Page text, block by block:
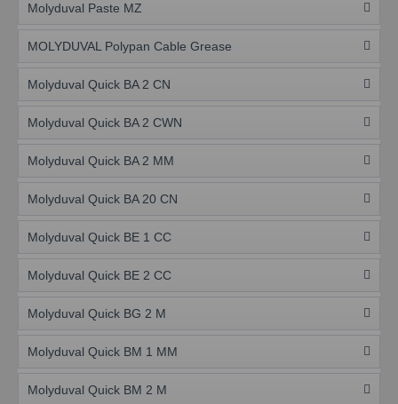
Molyduval Paste MZ
MOLYDUVAL Polypan Cable Grease
Molyduval Quick BA 2 CN
Molyduval Quick BA 2 CWN
Molyduval Quick BA 2 MM
Molyduval Quick BA 20 CN
Molyduval Quick BE 1 CC
Molyduval Quick BE 2 CC
Molyduval Quick BG 2 M
Molyduval Quick BM 1 MM
Molyduval Quick BM 2 M